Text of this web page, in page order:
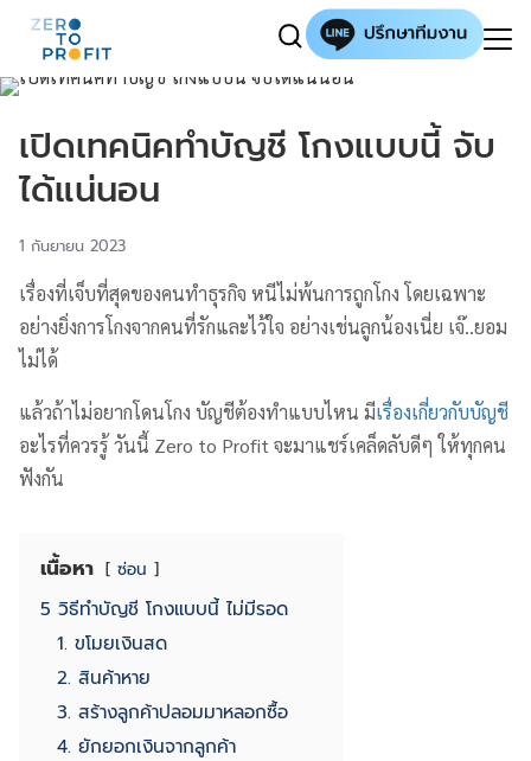
เปิดเทคนิคทำบัญชี โกงแบบนี้ จับ
ได้แน่นอน
1 กันยายน 2023
เรื่องที่เจ็บที่สุดของคนทำธุรกิจ หนีไม่พ้นการถูกโกง โดยเฉพาะ
อย่างยิ่งการโกงจากคนที่รักและไว้ใจ อย่างเช่นลูกน้องเนี่ย เจ๊..ยอม
ไม่ได้
แล้วถ้าไม่อยากโดนโกง บัญชีต้องทำแบบไหน มีเรื่องเกี่ยวกับบัญชี
อะไรที่ควรรู้ วันนี้ Zero to Profit จะมาแชร์เคล็ดลับดีๆ ให้ทุกคน
ฟังกัน
เนื้อหา ซ่อน
5 วิธีทำบัญชี โกงแบบนี้ ไม่มีรอด
1. ขโมยเงินสด
2. สินค้าหาย
3. สร้างลูกค้าปลอมมาหลอกซื้อ
4. ยักยอกเงินจากลูกค้า